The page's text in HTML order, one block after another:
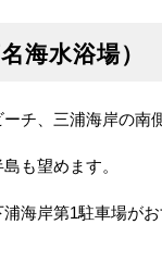
海水浴場）
チ、三浦海岸の南
も望めます。
海岸第1駐車場がお